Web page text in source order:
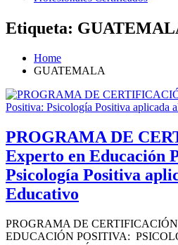
Etiqueta:
Home
GUATEMALA
PROGRAMA DE
Experto en Educación
Psicología Positiva
Educativo
PROGRAMA DE
EDUCACIÓN POSITIVA: